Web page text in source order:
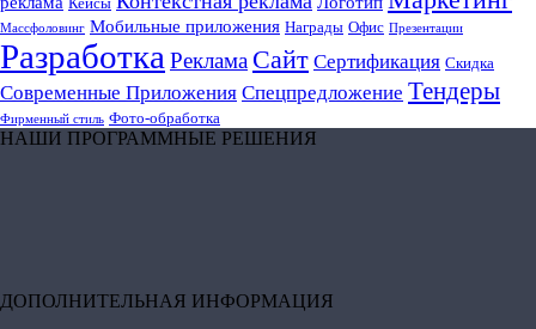
Массфоловинг Мобильные приложения Награды Офис Презентации
Разработка Реклама Сайт Сертификация Скидка
Современные Приложения Спецпредложение Тендеры
Фирменный стиль Фото-обработка
НАШИ ПРОГРАММНЫЕ РЕШЕНИЯ
ДОПОЛНИТЕЛЬНАЯ ИНФОРМАЦИЯ